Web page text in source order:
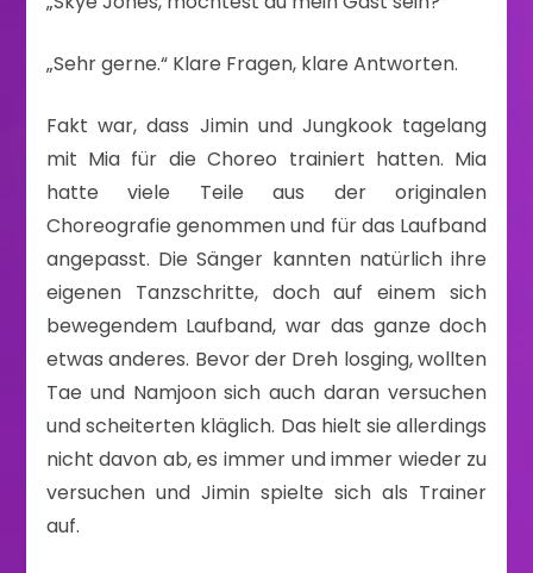
„Sehr gerne.“ Klare Fragen, klare Antworten.
Fakt war, dass Jimin und Jungkook tagelang
mit Mia für die Choreo trainiert hatten. Mia
hatte viele Teile aus der originalen
Choreografie genommen und für das Laufband
angepasst. Die Sänger kannten natürlich ihre
eigenen Tanzschritte, doch auf einem sich
bewegendem Laufband, war das ganze doch
etwas anderes. Bevor der Dreh losging, wollten
Tae und Namjoon sich auch daran versuchen
und scheiterten kläglich. Das hielt sie allerdings
nicht davon ab, es immer und immer wieder zu
versuchen und Jimin spielte sich als Trainer
auf.